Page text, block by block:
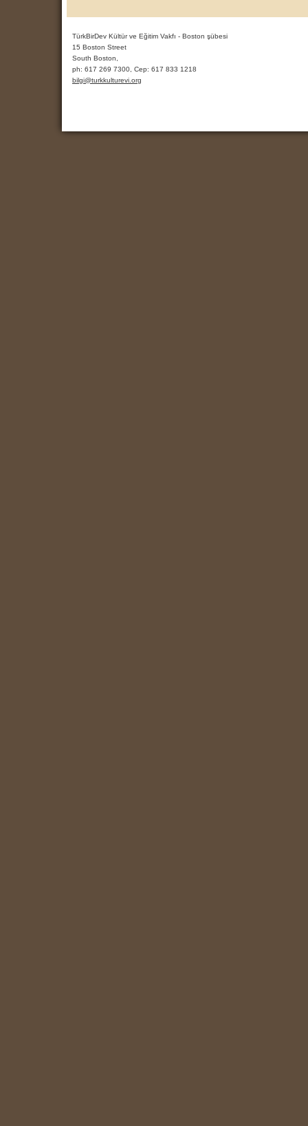
TürkBirDev Kültür ve Eğitim Vakfı - Boston şübesi
15 Boston Street
South Boston,
ph: 617 269 7300, Cep: 617 833 1218
bilgi@turkkulturevi .org